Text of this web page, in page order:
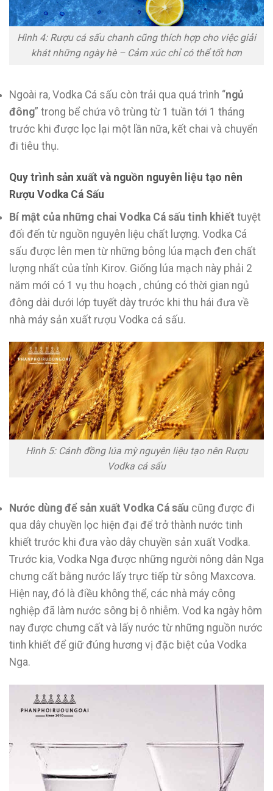
Hình 4: Rượu cá sấu chanh cũng thích hợp cho việc giải
khát những ngày hè – Cảm xúc chỉ có thể tốt hơn
Ngoài ra, Vodka Cá sấu còn trải qua quá trình “ngủ
đông” trong bể chứa vô trùng từ 1 tuần tới 1 tháng
trước khi được lọc lại một lần nữa, kết chai và chuyển
đi tiêu thụ.
Quy trình sản xuất và nguồn nguyên liệu tạo nên
Rượu Vodka Cá Sấu
Bí mật của những chai Vodka Cá sấu tinh khiết tuyệt
đối đến từ nguồn nguyên liệu chất lượng. Vodka Cá
sấu được lên men từ những bông lúa mạch đen chất
lượng nhất của tỉnh Kirov. Giống lúa mạch này phải 2
năm mới có 1 vụ thu hoạch , chúng có thời gian ngủ
đông dài dưới lớp tuyết dày trước khi thu hái đưa về
nhà máy sản xuất rượu Vodka cá sấu.
Hình 5: Cánh đồng lúa mỳ nguyên liệu tạo nên Rượu
Vodka cá sấu
Nước dùng để sản xuất Vodka Cá sấu cũng được đi
qua dây chuyền lọc hiện đại để trở thành nước tinh
khiết trước khi đưa vào dây chuyền sản xuất Vodka.
Trước kia, Vodka Nga được những người nông dân Nga
chưng cất bằng nước lấy trực tiếp từ sông Maxcơva.
Hiện nay, đó là điều không thể, các nhà máy công
nghiệp đã làm nước sông bị ô nhiễm. Vod ka ngày hôm
nay được chưng cất và lấy nước từ những nguồn nước
tinh khiết để giữ đúng hương vị đặc biệt của Vodka
Nga.